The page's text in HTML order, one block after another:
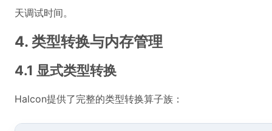
天调试时间。
4. 类型转换与内存管理
4.1 显式类型转换
Halcon提供了完整的类型转换算子族：